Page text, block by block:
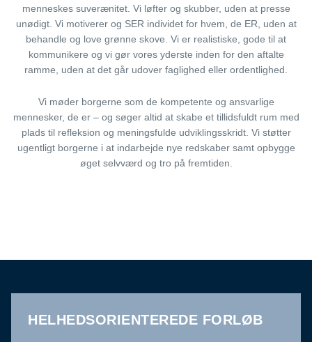
menneskes suverænitet. Vi løfter og skubber, uden at presse
unødigt. Vi motiverer og SER individet for hvem, de ER, uden at
behandle og love grønne skove. Vi er realistiske, gode til at
kommunikere og vi gør vores yderste inden for den aftalte
ramme, uden at det går udover faglighed eller ordentlighed.
Vi møder borgerne som de kompetente og ansvarlige
mennesker, de er – og søger altid at skabe et tillidsfuldt rum med
plads til refleksion og meningsfulde udviklingsskridt. Vi støtter
ugentligt borgerne i at indarbejde nye redskaber samt opbygge
øget selvværd og tro på fremtiden.
HELHEDSORIENTEREDE FORLØB